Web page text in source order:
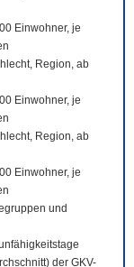
Einwohner, je
Region, ab
Einwohner, je
Region, ab
Einwohner, je
und
der GKV-